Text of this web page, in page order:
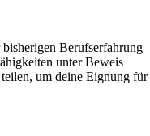
Berufserfahrung
unter Beweis
um deine Eignung für